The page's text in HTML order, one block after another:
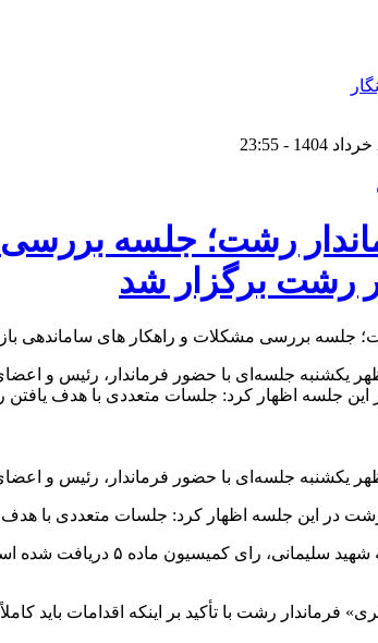
رشت؛ جلسه
رشت برگزار شد
یکشنبه جلسه‌ای با حضور فرماندار، رئیس و
جلسه اظهار کرد: جلسات متعددی با هدف یافتن
یکشنبه جلسه‌ای با حضور فرماندار، رئیس و
در این جلسه اظهار کرد: جلسات متعددی با هدف
وی افزود: درباره
فرماندار رشت با تأکید بر اینکه اقدامات باید